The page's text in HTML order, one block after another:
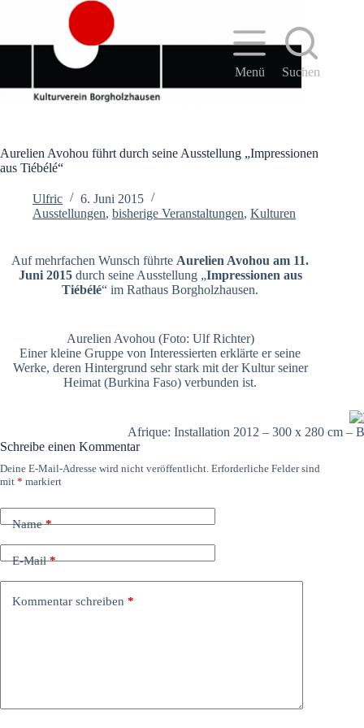
Menü Suchen
Aurelien Avohou führt durch seine Ausstellung „Impressionen
aus Tiébélé“
Ulfric
6. Juni 2015
Ausstellungen, bisherige Veranstaltungen, Kulturen
Auf mehrfachen Wunsch führte Aurelien Avohou am 11.
Juni 2015 durch seine Ausstellung „Impressionen aus
Tiébélé“ im Rathaus Borgholzhausen.
Aurelien Avohou (Foto: Ulf Richter)
Einer kleine Gruppe von Interessierten erklärte er seine
Werke, deren Hintergrund sehr stark mit der Kultur seiner
Heimat (Burkina Faso) verbunden ist.
Afrique: Installation 2012 – 300 x 280 cm –
Schreibe einen Kommentar
Deine E-Mail-Adresse wird nicht veröffentlicht. Erforderliche Felder sind
mit * markiert
Name*
E-Mail*
Kommentar schreiben *